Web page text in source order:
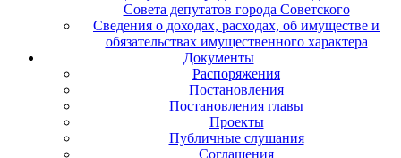
Совета депутатов города Советского
Сведения о доходах, расходах, об имуществе и
обязательствах имущественного характера
Документы
Распоряжения
Постановления
Постановления главы
Проекты
Публичные слушания
Соглашения